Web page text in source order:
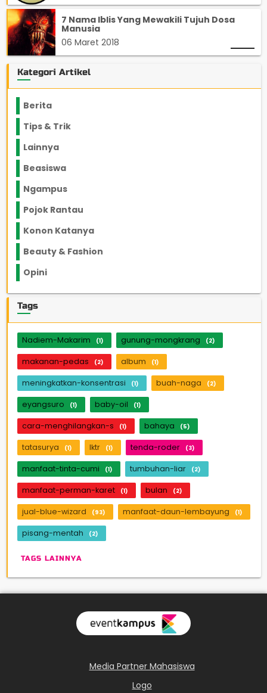
7 Nama Iblis Yang Mewakili Tujuh Dosa
Manusia
06 Maret 2018
Kategori Artikel
Berita
Tips & Trik
Lainnya
Beasiswa
Ngampus
Pojok Rantau
Konon Katanya
Beauty & Fashion
Opini
Tags
Nadiem-Makarim (1) gunung-mongkrang (2)
makanan-pedas (2) album (1)
meningkatkan-konsentrasi (1) buah-naga (2)
eyangsuro (1) baby-oil (1)
cara-menghilangkan-s (1) bahaya (5)
tatasurya (1) lktr (1) tenda-roder (3)
manfaat-tinta-cumi (1) tumbuhan-liar (2)
manfaat-perman-karet (1) bulan (2)
jual-blue-wizard (93) manfaat-daun-lembayung (1)
pisang-mentah (2)
TAGS LAINNYA
Media Partner Mahasiswa
Logo